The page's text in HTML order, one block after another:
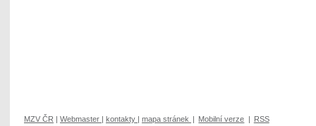
MZV ČR | Webmaster | kontakty | mapa stránek | Mobilní verze | RSS